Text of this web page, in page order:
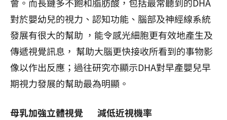
對於嬰幼兒的視力、認知功能、腦部及神經線系統
發展有很大的幫助 ，能令感光細胞更有效地產生及
傳遞視覺訊息， 幫助大腦更快接收所看到的事物影
像以作出反應；過往研究亦顯示DHA對早產嬰兒早
期視力發展的幫助最為明顯。
母乳加強立體視覺 減低近視機率